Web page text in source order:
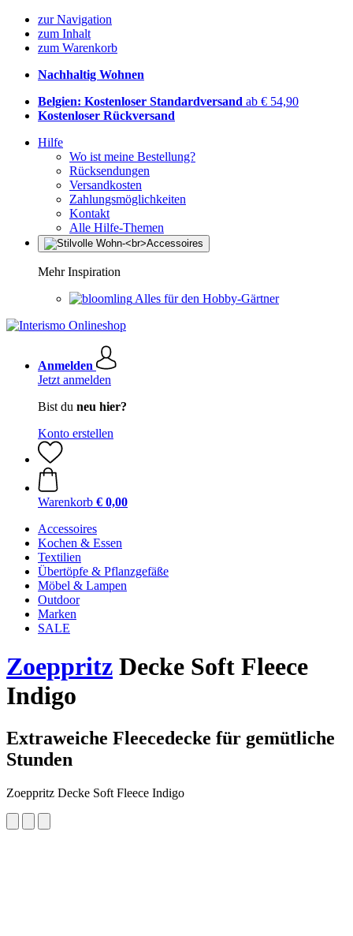
zur Navigation
zum Inhalt
zum Warenkorb
Nachhaltig Wohnen
Belgien: Kostenloser Standardversand ab € 54,90
Kostenloser Rückversand
Hilfe
Wo ist meine Bestellung?
Rücksendungen
Versandkosten
Zahlungsmöglichkeiten
Kontakt
Alle Hilfe-Themen
Mehr Inspiration
Alles für den Hobby-Gärtner
Anmelden
Jetzt anmelden
Bist du neu hier?
Konto erstellen
Warenkorb € 0,00
Accessoires
Kochen & Essen
Textilien
Übertöpfe & Pflanzgefäße
Möbel & Lampen
Outdoor
Marken
SALE
Zoeppritz Decke Soft Fleece
Indigo
Extraweiche Fleecedecke für gemütliche
Stunden
Zoeppritz Decke Soft Fleece Indigo